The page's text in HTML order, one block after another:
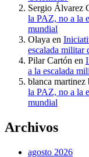
Sergio Álvarez
la PAZ, no a la
mundial
Olaya en
escalada militar
Pilar Cartón en
a la escalada
blanca martinez
la PAZ, no a la
mundial
Archivos
agosto 2026